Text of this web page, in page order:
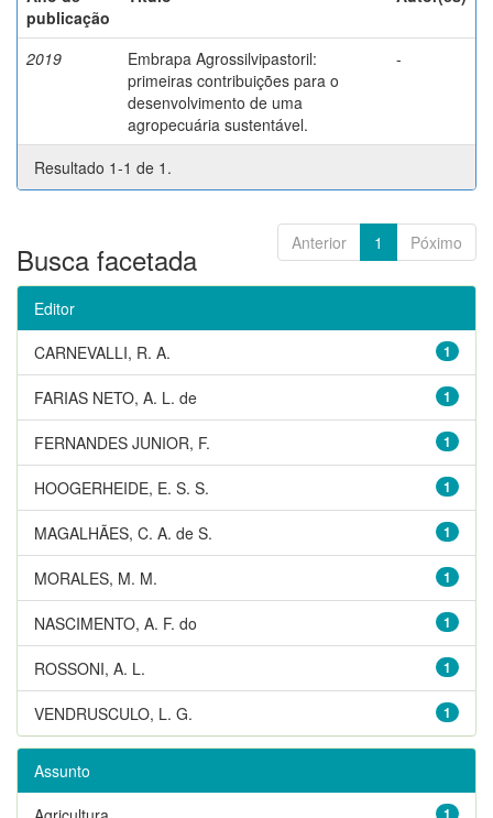
publicação
2019
Embrapa Agrossilvipastoril:
primeiras contribuições para o
desenvolvimento de uma
agropecuária sustentável.
-
Resultado 1-1 de 1.
Anterior 1 Póximo
Busca facetada
Editor
1
CARNEVALLI, R. A.
1
FARIAS NETO, A. L. de
1
FERNANDES JUNIOR, F.
1
HOOGERHEIDE, E. S. S.
1
MAGALHÃES, C. A. de S.
1
MORALES, M. M.
1
NASCIMENTO, A. F. do
1
ROSSONI, A. L.
1
VENDRUSCULO, L. G.
Assunto
1